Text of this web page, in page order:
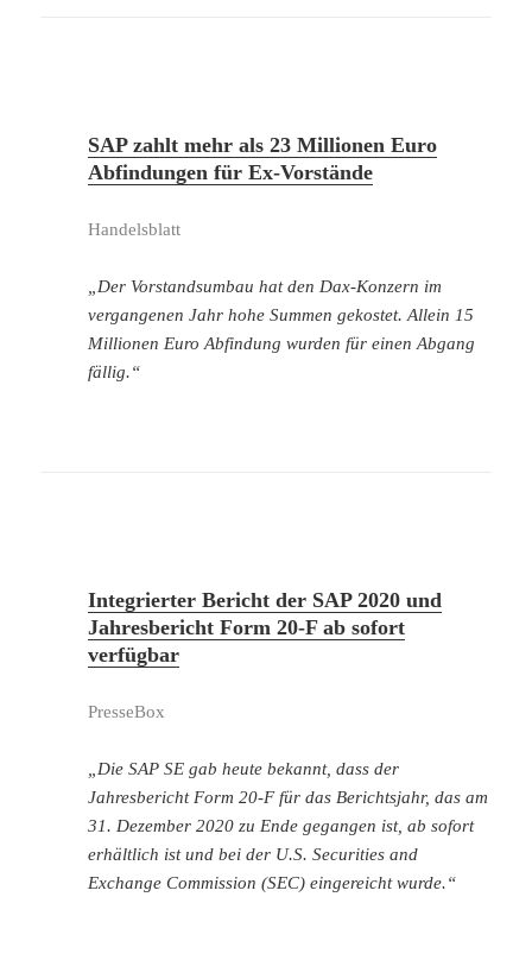
SAP zahlt mehr als 23 Millionen Euro
Abfindungen für Ex-Vorstände
Handelsblatt
„Der Vorstandsumbau hat den Dax-Konzern im
vergangenen Jahr hohe Summen gekostet. Allein 15
Millionen Euro Abfindung wurden für einen Abgang
fällig.“
Integrierter Bericht der SAP 2020 und
Jahresbericht Form 20-F ab sofort
verfügbar
PresseBox
„Die SAP SE gab heute bekannt, dass der
Jahresbericht Form 20-F für das Berichtsjahr, das am
31. Dezember 2020 zu Ende gegangen ist, ab sofort
erhältlich ist und bei der U.S. Securities and
Exchange Commission (SEC) eingereicht wurde.“